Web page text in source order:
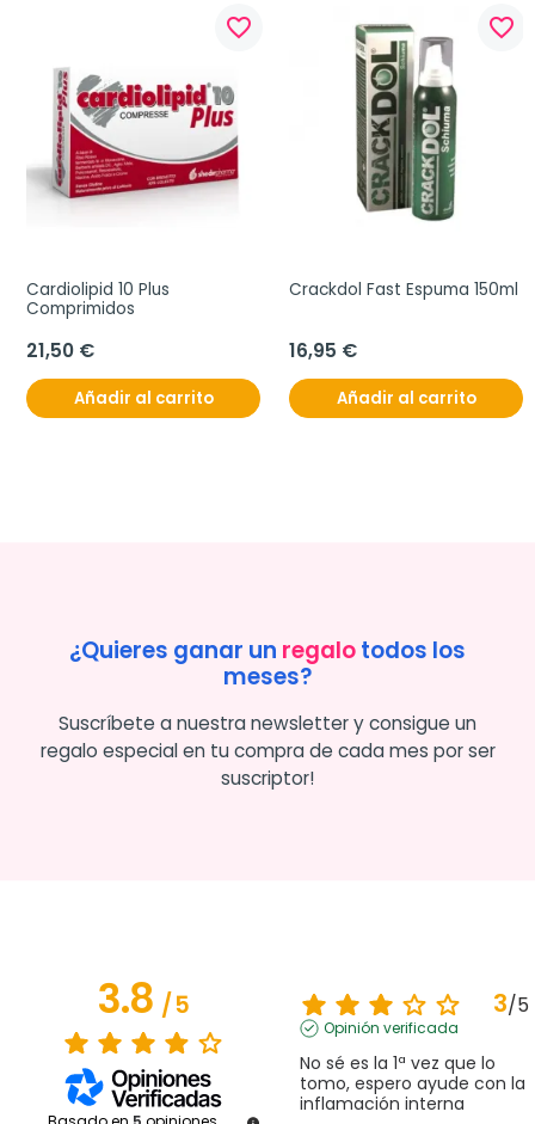
favorite_border
Cardiolipid 10 Plus
Comprimidos
21,50 €
Añadir al carrito
favorite_border
Crackdol Fast Espuma 150ml
16,95 €
Añadir al carrito
¿Quieres ganar un regalotodos los
meses?
Suscríbete a nuestra newsletter y consigue un
regalo especial en tu compra de cada mes por ser
suscriptor!
3.8/5 3/5
Opinión verificada
No sé es la 1ª vez que lo
tomo, espero ayude con la
inflamación interna